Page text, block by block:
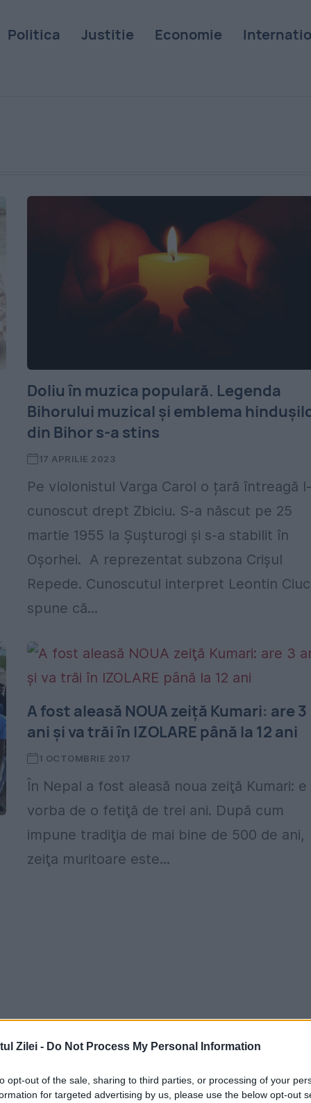
Zilei - Do Not Process My Personal Information
opt-out of the sale, sharing to third parties, or processing of your
for targeted advertising by us, please use the below opt-out
Politica Justitie Economie
Doliu în muzica populară. Legenda
Bihorului muzical și emblema
din Bihor s-a stins
17 APRILIE 2023
Pe violonistul Varga Carol o țară întreagă
cunoscut drept Zbiciu. S-a născut pe 25
martie 1955 la Șușturogi și s-a stabilit în
Oșorhei. A reprezentat subzona Crișul
Repede. Cunoscutul interpret Leontin
spune că...
A fost aleasă NOUA zeiţă Kumari: are 3
ani şi va trăi în IZOLARE până la 12 ani
1 OCTOMBRIE 2017
În Nepal a fost aleasă noua zeiţă Kumari: e
vorba de o fetiţă de trei ani. După cum
impune tradiţia de mai bine de 500 de ani,
zeiţa muritoare este...